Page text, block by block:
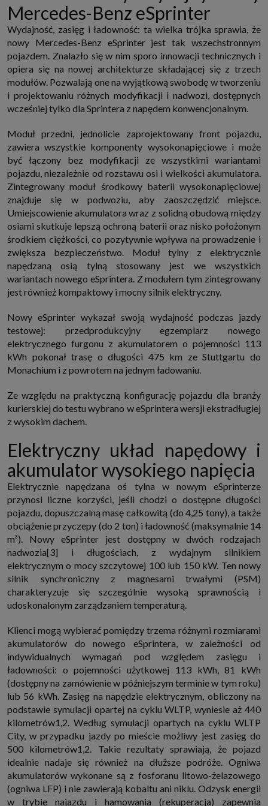
Mercedes-Benz eSprinter
Wydajność, zasięg i ładowność: ta wielka trójka sprawia, że
nowy Mercedes-Benz eSprinter jest tak wszechstronnym
pojazdem. Znalazło się w nim sporo innowacji technicznych i
opiera się na nowej architekturze składającej się z trzech
modułów. Pozwalają one na wyjątkową swobodę w tworzeniu
i projektowaniu różnych modyfikacji i nadwozi, dostępnych
wcześniej tylko dla Sprintera z napędem konwencjonalnym.
Moduł przedni, jednolicie zaprojektowany front pojazdu,
zawiera wszystkie komponenty wysokonapięciowe i może
być łączony bez modyfikacji ze wszystkimi wariantami
pojazdu, niezależnie od rozstawu osi i wielkości akumulatora.
Zintegrowany moduł środkowy baterii wysokonapięciowej
znajduje się w podwoziu, aby zaoszczędzić miejsce.
Umiejscowienie akumulatora wraz z solidną obudową między
osiami skutkuje lepszą ochroną baterii oraz nisko położonym
środkiem ciężkości, co pozytywnie wpływa na prowadzenie i
zwiększa bezpieczeństwo. Moduł tylny z elektrycznie
napędzaną osią tylną stosowany jest we wszystkich
wariantach nowego eSprintera. Z modułem tym zintegrowany
jest również kompaktowy i mocny silnik elektryczny.
Nowy eSprinter wykazał swoją wydajność podczas jazdy
testowej: przedprodukcyjny egzemplarz nowego
elektrycznego furgonu z akumulatorem o pojemności 113
kWh pokonał trasę o długości 475 km ze Stuttgartu do
Monachium i z powrotem na jednym ładowaniu.
Ze względu na praktyczną konfigurację pojazdu dla branży
kurierskiej do testu wybrano w eSprintera wersji ekstradługiej
z wysokim dachem.
Elektryczny układ napędowy i
akumulator wysokiego napięcia
Elektrycznie napędzana oś tylna w nowym eSprinterze
przynosi liczne korzyści, jeśli chodzi o dostępne długości
pojazdu, dopuszczalną masę całkowitą (do 4,25 tony), a także
obciążenie przyczepy (do 2 ton) i ładowność (maksymalnie 14
m³). Nowy eSprinter jest dostępny w dwóch rodzajach
nadwozia[3] i długościach, z wydajnym silnikiem
elektrycznym o mocy szczytowej 100 lub 150 kW. Ten nowy
silnik synchroniczny z magnesami trwałymi (PSM)
charakteryzuje się szczególnie wysoką sprawnością i
udoskonalonym zarządzaniem temperaturą.
Klienci mogą wybierać pomiędzy trzema różnymi rozmiarami
akumulatorów do nowego eSprintera, w zależności od
indywidualnych wymagań pod względem zasięgu i
ładowności: o pojemności użytkowej 113 kWh, 81 kWh
(dostępny na zamówienie w późniejszym terminie w tym roku)
lub 56 kWh. Zasięg na napędzie elektrycznym, obliczony na
podstawie symulacji opartej na cyklu WLTP, wyniesie aż 440
kilometrów1,2. Według symulacji opartych na cyklu WLTP
City, w przypadku jazdy po mieście możliwy jest zasięg do
500 kilometrów1,2. Takie rezultaty sprawiają, że pojazd
idealnie nadaje się również na dłuższe podróże. Ogniwa
akumulatorów wykonane są z fosforanu litowo-żelazowego
(ogniwa LFP) i nie zawierają kobaltu ani niklu. Odzysk energii
w trybie najazdu i hamowania (rekuperacja) zapewnia